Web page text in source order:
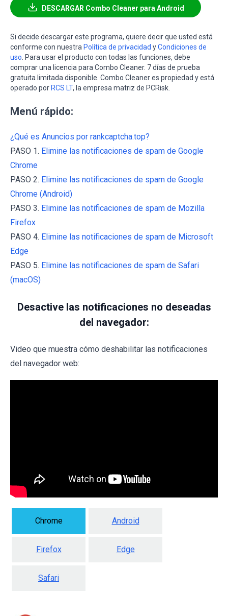
DESCARGAR Combo Cleaner para Android
Si decide descargar este programa, quiere decir que usted está
conforme con nuestra Política de privacidad yCondiciones de
uso. Para usar el producto con todas las funciones, debe
comprar una licencia para Combo Cleaner. 7 días de prueba
gratuita limitada disponible. Combo Cleaner es propiedad y está
operado por RCS LT, la empresa matriz de PCRisk.
Menú rápido:
¿Qué es Anuncios por rankcaptcha.top?
PASO 1. Elimine las notificaciones de spam de Google
Chrome
PASO 2. Elimine las notificaciones de spam de Google
Chrome (Android)
PASO 3. Elimine las notificaciones de spam de Mozilla
Firefox
PASO 4. Elimine las notificaciones de spam de Microsoft
Edge
PASO 5. Elimine las notificaciones de spam de Safari
(macOS)
Desactive las notificaciones no deseadas
del navegador:
Video que muestra cómo deshabilitar las notificaciones
del navegador web:
Chrome Android
Firefox Edge
Safari